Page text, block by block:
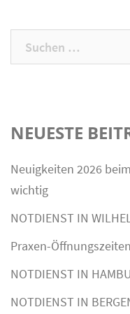
Suchen
nach:
NEUESTE
Neuigkeiten 2026
wichtig
NOTDIENST IN
Praxen-
NOTDIENST IN
NOTDIENST IN